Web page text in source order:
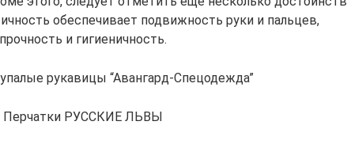
обеспечивает подвижность руки и пальцев,
прочность и гигиеничность.
рукавицы “Авангард-Спецодежда”
Перчатки РУССКИЕ ЛЬВЫ